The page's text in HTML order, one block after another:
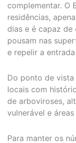
complementar. O
residências,
dias e é capaz
pousam nas
e repelir a
Do ponto de
locais com
de arboviroses,
vulnerável e
Para manter os